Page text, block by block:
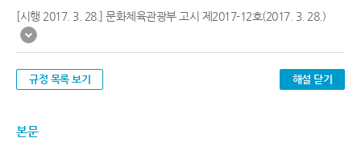
[시행 2017. 3. 28.] 문화체육관광부 고시 제2017-12호(2017. 3. 28.)
규정 목록 보기 해설 닫기
본문